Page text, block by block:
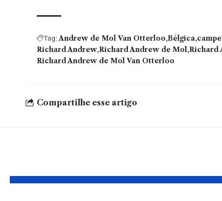
Tag: Andrew de Mol Van Otterloo Bélgica
Richard Andrew Richard Andrew de Mol Richard
Richard Andrew de Mol Van Otterloo
Compartilhe esse artigo